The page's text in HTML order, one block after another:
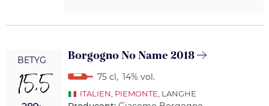
BETYG
15,5
Borgogno No Name 2018
75 cl, 14% vol.
ITALIEN PIEMONTE , LANGHE